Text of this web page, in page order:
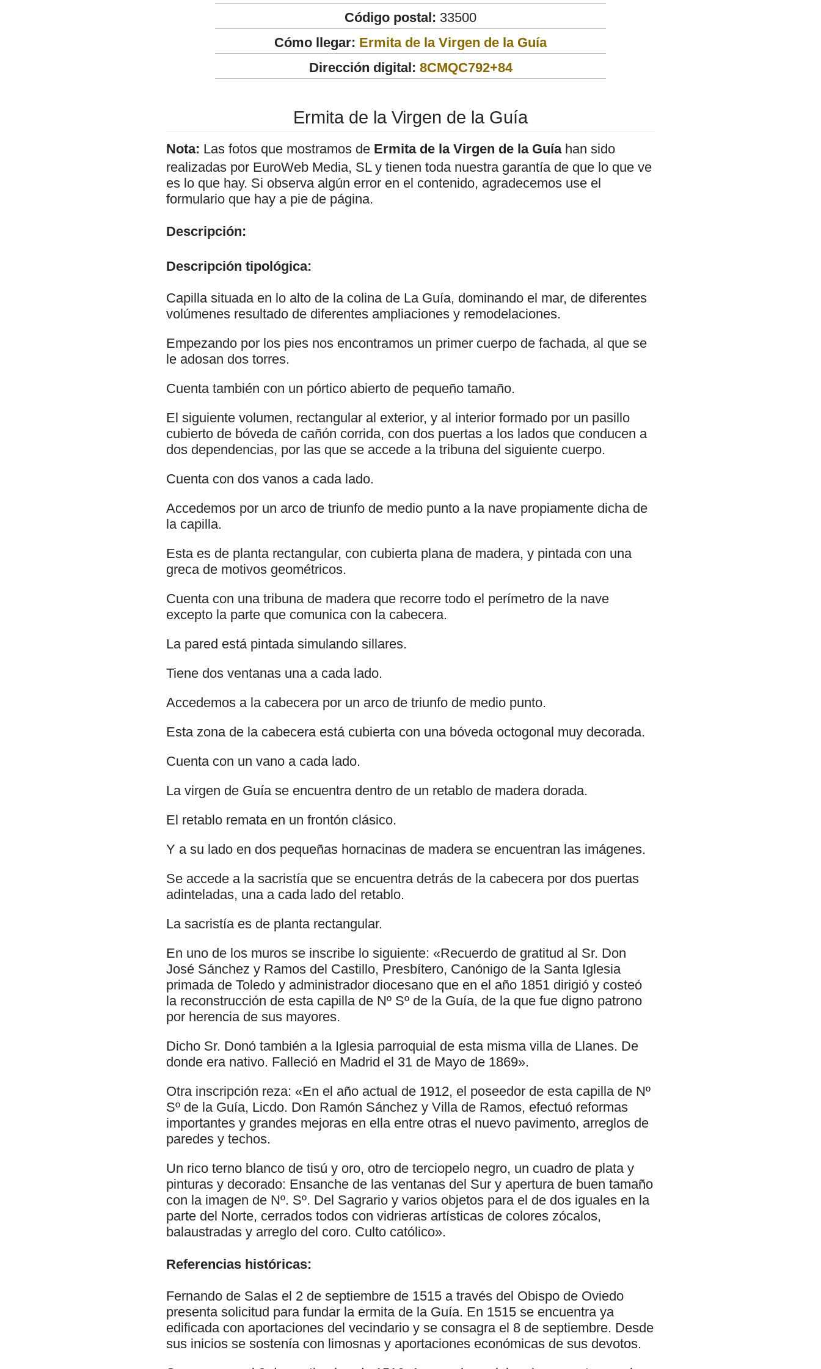
Código postal: 33500
Cómo llegar: Ermita de la Virgen de la Guía
Dirección digital: 8CMQC792+84
Ermita de la Virgen de la Guía
Nota: Las fotos que mostramos de Ermita de la Virgen de la Guíahan sido
realizadas por EuroWeb Media, SL y tienen toda nuestra garantía de que lo que ve
es lo que hay. Si observa algún error en el contenido, agradecemos use el
formulario que hay a pie de página.
Descripción:
Descripción tipológica:
Capilla situada en lo alto de la colina de La Guía, dominando el mar, de diferentes
volúmenes resultado de diferentes ampliaciones y remodelaciones.
Empezando por los pies nos encontramos un primer cuerpo de fachada, al que se
le adosan dos torres.
Cuenta también con un pórtico abierto de pequeño tamaño.
El siguiente volumen, rectangular al exterior, y al interior formado por un pasillo
cubierto de bóveda de cañón corrida, con dos puertas a los lados que conducen a
dos dependencias, por las que se accede a la tribuna del siguiente cuerpo.
Cuenta con dos vanos a cada lado.
Accedemos por un arco de triunfo de medio punto a la nave propiamente dicha de
la capilla.
Esta es de planta rectangular, con cubierta plana de madera, y pintada con una
greca de motivos geométricos.
Cuenta con una tribuna de madera que recorre todo el perímetro de la nave
excepto la parte que comunica con la cabecera.
La pared está pintada simulando sillares.
Tiene dos ventanas una a cada lado.
Accedemos a la cabecera por un arco de triunfo de medio punto.
Esta zona de la cabecera está cubierta con una bóveda octogonal muy decorada.
Cuenta con un vano a cada lado.
La virgen de Guía se encuentra dentro de un retablo de madera dorada.
El retablo remata en un frontón clásico.
Y a su lado en dos pequeñas hornacinas de madera se encuentran las imágenes.
Se accede a la sacristía que se encuentra detrás de la cabecera por dos puertas
adinteladas, una a cada lado del retablo.
La sacristía es de planta rectangular.
En uno de los muros se inscribe lo siguiente: «Recuerdo de gratitud al Sr. Don
José Sánchez y Ramos del Castillo, Presbítero, Canónigo de la Santa Iglesia
primada de Toledo y administrador diocesano que en el año 1851 dirigió y costeó
la reconstrucción de esta capilla de Nº Sº de la Guía, de la que fue digno patrono
por herencia de sus mayores.
Dicho Sr. Donó también a la Iglesia parroquial de esta misma villa de Llanes. De
donde era nativo. Falleció en Madrid el 31 de Mayo de 1869».
Otra inscripción reza: «En el año actual de 1912, el poseedor de esta capilla de Nº
Sº de la Guía, Licdo. Don Ramón Sánchez y Villa de Ramos, efectuó reformas
importantes y grandes mejoras en ella entre otras el nuevo pavimento, arreglos de
paredes y techos.
Un rico terno blanco de tisú y oro, otro de terciopelo negro, un cuadro de plata y
pinturas y decorado: Ensanche de las ventanas del Sur y apertura de buen tamaño
con la imagen de Nº. Sº. Del Sagrario y varios objetos para el de dos iguales en la
parte del Norte, cerrados todos con vidrieras artísticas de colores zócalos,
balaustradas y arreglo del coro. Culto católico».
Referencias históricas:
Fernando de Salas el 2 de septiembre de 1515 a través del Obispo de Oviedo
presenta solicitud para fundar la ermita de la Guía. En 1515 se encuentra ya
edificada con aportaciones del vecindario y se consagra el 8 de septiembre. Desde
sus inicios se sostenía con limosnas y aportaciones económicas de sus devotos.